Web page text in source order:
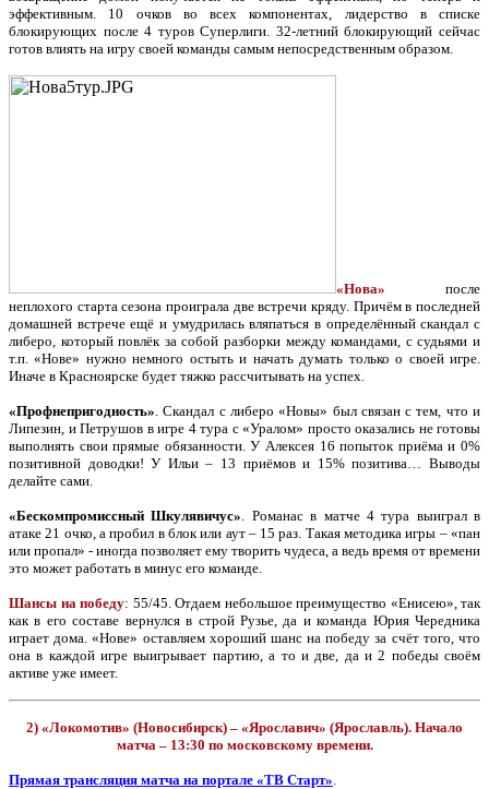
эффективным. 10 очков во всех компонентах, лидерство в списке
блокирующих после 4 туров Суперлиги. 32-летний блокирующий сейчас
готов влиять на игру своей команды самым непосредственным образом.
«Нова» после
неплохого старта сезона проиграла две встречи кряду. Причём в последней
домашней встрече ещё и умудрилась вляпаться в определённый скандал с
либеро, который повлёк за собой разборки между командами, с судьями и
т.п. «Нове» нужно немного остыть и начать думать только о своей игре.
Иначе в Красноярске будет тяжко рассчитывать на успех.
«Профнепригодность». Скандал с либеро «Новы» был связан с тем, что и
Липезин, и Петрушов в игре 4 тура с «Уралом» просто оказались не готовы
выполнять свои прямые обязанности. У Алексея 16 попыток приёма и 0%
позитивной доводки! У Ильи – 13 приёмов и 15% позитива… Выводы
делайте сами.
«Бескомпромиссный Шкулявичус». Романас в матче 4 тура выиграл в
атаке 21 очко, а пробил в блок или аут – 15 раз. Такая методика игры – «пан
или пропал» - иногда позволяет ему творить чудеса, а ведь время от времени
это может работать в минус его команде.
Шансы на победу: 55/45. Отдаем небольшое преимущество «Енисею», так
как в его составе вернулся в строй Рузье, да и команда Юрия Чередника
играет дома. «Нове» оставляем хороший шанс на победу за счёт того, что
она в каждой игре выигрывает партию, а то и две, да и 2 победы своём
активе уже имеет.
2) «Локомотив» (Новосибирск) – «Ярославич» (Ярославль). Начало
матча – 13:30 по московскому времени.
Прямая трансляция матча на портале «ТВ Старт».